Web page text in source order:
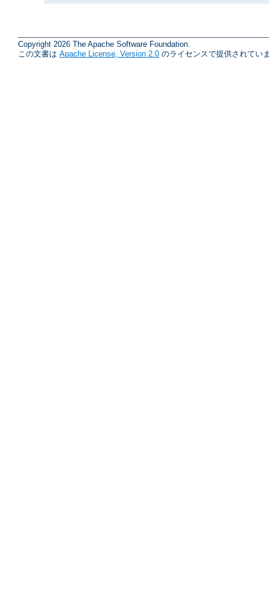
Copyright 2026 The Apache Software Foundation.
この文書は Apache License, Version 2.0 のライセンスで提供されてい